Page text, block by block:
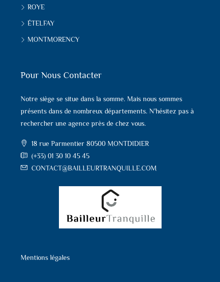
ROYE
ÉTELFAY
MONTMORENCY
Pour Nous Contacter
Notre siège se situe dans la somme. Mais nous sommes
présents dans de nombreux départements. N'hésitez pas à
rechercher une agence près de chez vous.
18 rue Parmentier 80500 MONTDIDIER
(+33) 01 30 10 45 45
CONTACT@BAILLEURTRANQUILLE.COM
Mentions légales